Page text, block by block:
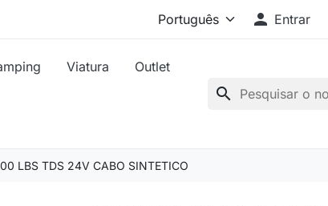
 Entrar
Viatura Outlet
search
LBS TDS 24V CABO SINTETICO